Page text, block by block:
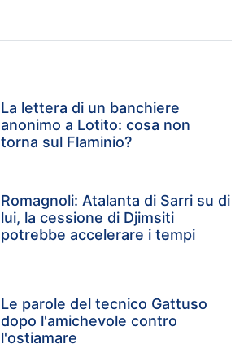
La lettera di un banchiere
anonimo a Lotito: cosa non
torna sul Flaminio?
Romagnoli: Atalanta di Sarri su di
lui, la cessione di Djimsiti
potrebbe accelerare i tempi
Le parole del tecnico Gattuso
dopo l'amichevole contro
l'ostiamare